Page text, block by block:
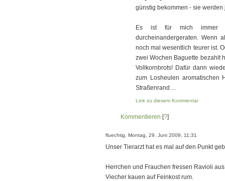
günstig bekommen - sie
Es ist für mich immer
durcheinandergeraten. Wenn
noch mal wesentlich teurer ist.
zwei Wochen Baguette bezahlt
Vollkornbrots! Dafür dann
zum Losheulen aromatischen
Straßenrand ...
Link zu diesem Kommentar
Kommentieren [?]
fluechtig, Montag, 29. Juni 2009, 11:31
Unser Tierarzt hat es mal auf den Punkt
Herrchen und Frauchen fressen Ravioli
Viecher kauen auf Feinkost rum.